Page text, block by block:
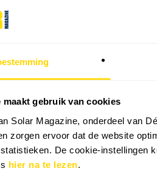
maakt gebruik van cookies
Solar Magazine, onderdeel van
zorgen ervoor dat de website
De cookie-instellingen
hier na te lezen.
Sigenergy Training - Residentieel
Webinar: Toekomstige
batterijgedrag in 2035 te voorspellen
Sunergy Academy | SlimmeRik on